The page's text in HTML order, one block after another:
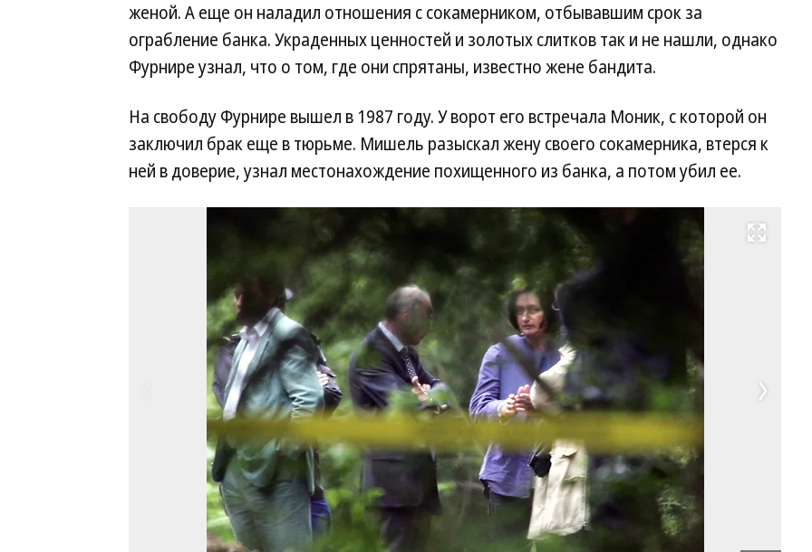
женой. А еще он наладил отношения с сокамерником, отбывавшим срок за
ограбление банка. Украденных ценностей и золотых слитков так и не нашли, однако
Фурнире узнал, что о том, где они спрятаны, известно жене бандита.
На свободу Фурнире вышел в 1987 году. У ворот его встречала Моник, с которой он
заключил брак еще в тюрьме. Мишель разыскал жену своего сокамерника, втерся к
ней в доверие, узнал местонахождение похищенного из банка, а потом убил ее.
Развернуть на весь экран